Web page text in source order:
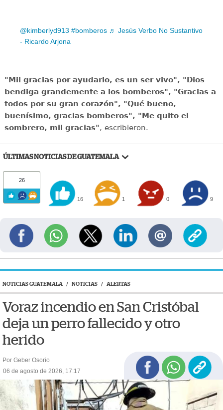
@kimberlyd913 #bomberos ♬ Jesús Verbo No Sustantivo
- Ricardo Arjona
"Mil gracias por ayudarlo, es un ser vivo", "Dios
bendiga grandemente a los bomberos", "Gracias a
todos por su gran corazón", "Qué bueno,
buenísimo, gracias bomberos", "Me quito el
sombrero, mil gracias", escribieron.
ÚLTIMAS NOTICIAS DE GUATEMALA
26
16 1 0 9
NOTICIAS GUATEMALA / NOTICIAS / ALERTAS
Voraz incendio en San Cristóbal
deja un perro fallecido y otro
herido
Por Geber Osorio
06 de agosto de 2026, 17:17